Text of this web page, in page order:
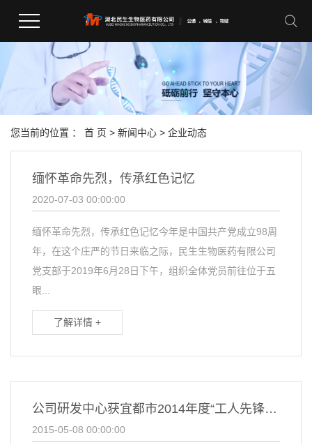
您当前的位置 ： 首 页 > 新闻中心 > 企业动态
缅怀革命先烈，传承红色记忆
2020-07-03 00:00:00
缅怀革命先烈，传承红色记忆今年是中国共产党成立98周
年，在这个庄严的节日来临之际，民生生物医药有限公司
党支部于2019年6月28日下午，组织全体党员前往位于五
眼...
了解详情 +
公司研发中心获宜都市2014年度“工人先锋号”
2015-05-08 00:00:00